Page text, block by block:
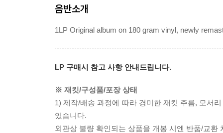
음반소개
1LP Original album on 180 gram vinyl, newly
LP 구매시 참고 사항 안내드립니다.
※ 재킷/구성품/포장 상태
1) 제작/배송 과정에 따라 경미한 재킷 주름, 모서
있습니다.
외관상 불량 확인되는 상품을 개봉 시엔 반품/교환